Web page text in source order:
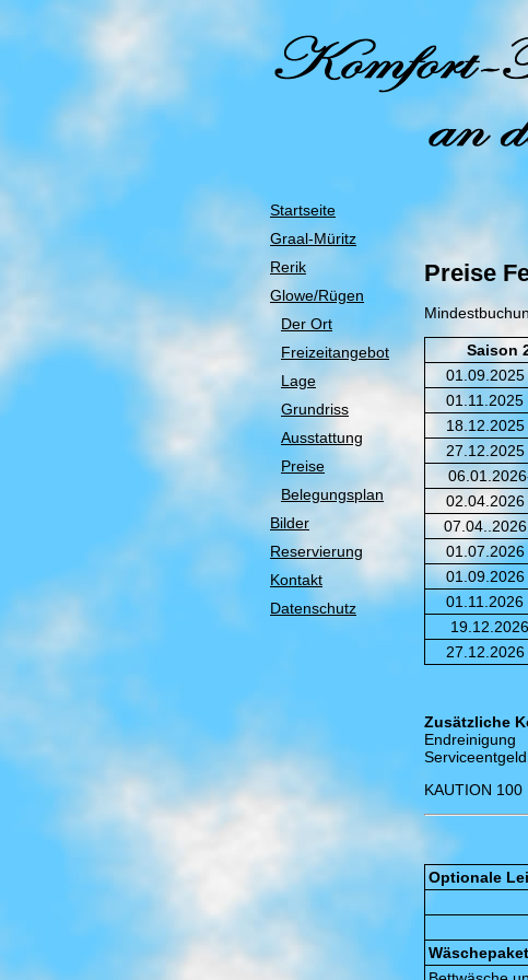
Startseite
Graal-Müritz
Rerik
Glowe/Rügen
Der Ort
Freizeitangebot
Lage
Grundriss
Ausstattung
Preise
Belegungsplan
Bilder
Reservierung
Kontakt
Datenschutz
Preise
Saison
Zusätzliche
Endreinigung
KAUTION
Optionale